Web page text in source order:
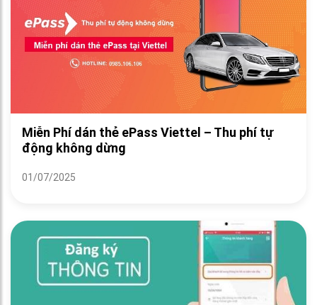
Miễn Phí dán thẻ ePass Viettel – Thu phí tự
động không dừng
01/07/2025